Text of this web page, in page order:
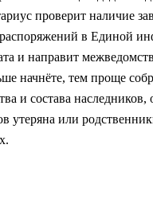
проверит наличие
в Единой
и направит
начнёте, тем проще
и состава наследников,
утеряна или